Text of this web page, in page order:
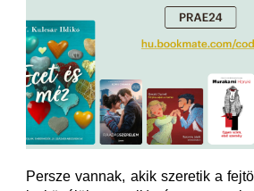
Persze vannak, akik szeretik a